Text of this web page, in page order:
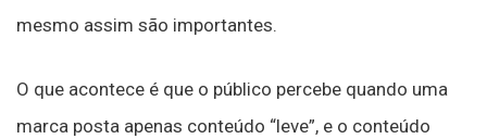
mesmo assim são importantes.
O que acontece é que o público percebe quando uma
marca posta apenas conteúdo “leve”, e o conteúdo